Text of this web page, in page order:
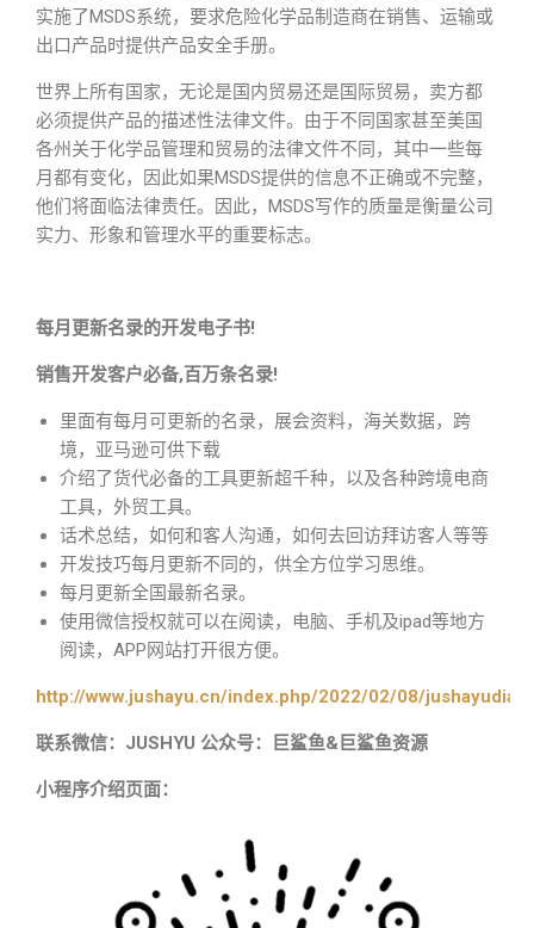
实施了MSDS系统，要求危险化学品制造商在销售、运输或
出口产品时提供产品安全手册。
世界上所有国家，无论是国内贸易还是国际贸易，卖方都
必须提供产品的描述性法律文件。由于不同国家甚至美国
各州关于化学品管理和贸易的法律文件不同，其中一些每
月都有变化，因此如果MSDS提供的信息不正确或不完整，
他们将面临法律责任。因此，MSDS写作的质量是衡量公司
实力、形象和管理水平的重要标志。
每月更新名录的开发电子书!
销售开发客户必备,百万条名录!
里面有每月可更新的名录，展会资料，海关数据，跨
境，亚马逊可供下载
介绍了货代必备的工具更新超千种，以及各种跨境电商
工具，外贸工具。
话术总结，如何和客人沟通，如何去回访拜访客人等等
开发技巧每月更新不同的，供全方位学习思维。
每月更新全国最新名录。
使用微信授权就可以在阅读，电脑、手机及ipad等地方
阅读，APP网站打开很方便。
http://www.jushayu.cn/index.php/2022/02/08/
联系微信：JUSHYU 公众号：巨鲨鱼&巨鲨鱼资源
小程序介绍页面：